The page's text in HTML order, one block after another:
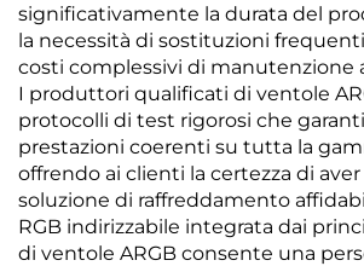
significativamente la durata del
la necessità di sostituzioni
costi complessivi di manutenzione
I produttori qualificati di ventole
protocolli di test rigorosi che
prestazioni coerenti su tutta la
offrendo ai clienti la certezza di
soluzione di raffreddamento
RGB indirizzabile integrata dai
di ventole ARGB consente una